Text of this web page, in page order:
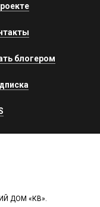
блогером
ДОМ «КВ».